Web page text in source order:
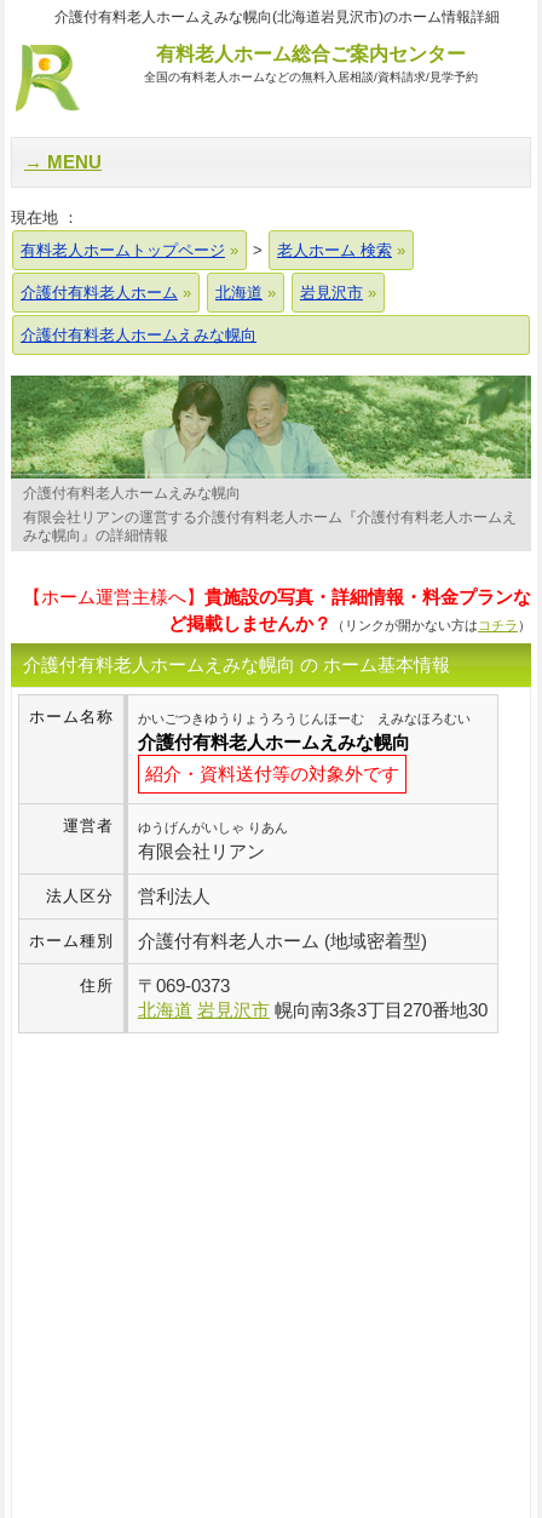
介護付有料老人ホームえみな幌向(北海道岩見沢市)のホーム情報詳細
有料老人ホーム総合ご案内センター
全国の有料老人ホームなどの無料入居相談/資料請求/見学予約
MENU
現在地 ：
有料老人ホームトップページ
> 老人ホーム 検索
介護付有料老人ホーム 北海道 岩見沢市
介護付有料老人ホームえみな幌向
介護付有料老人ホームえみな幌向
有限会社リアンの運営する介護付有料老人ホーム『介護付有料老人ホームえ
みな幌向』の詳細情報
【ホーム運営主様へ】貴施設の写真・詳細情報・料金プランな
ど掲載しませんか？
（リンクが開かない方は コチラ ）
介護付有料老人ホームえみな幌向 の ホーム基本情報
ホーム名称 かいごつきゆうりょうろうじんほーむ えみなほろむい
介護付有料老人ホームえみな幌向
紹介・資料送付等の対象外です
運営者 ゆうげんがいしゃ りあん
有限会社リアン
法人区分 営利法人
ホーム種別 介護付有料老人ホーム (地域密着型)
住所 〒 069-0373
北海道 岩見沢市 幌向南3条3丁目270番地30